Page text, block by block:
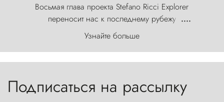
Восьмая глава проекта Stefano Ricci Explorer
переносит нас к последнему рубежу
первозданного мира, где ветер с
первобытной яростью ваяет ландшафт, а пики
Торрес-дель-Пайне, словно каменные стражи,
....
Узнайте больше
Подписаться на рассылку